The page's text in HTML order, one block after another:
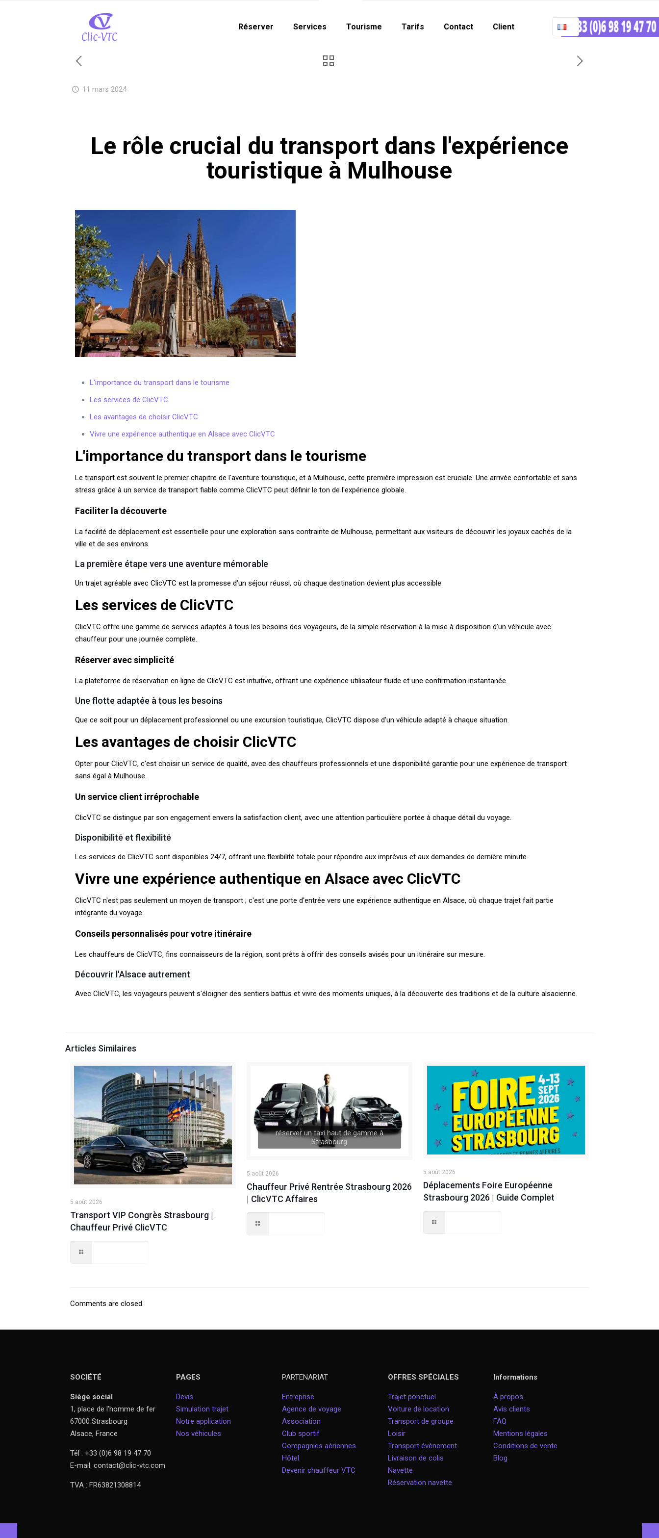
Réserver Services Tourisme Tarifs Contact Client
11 mars 2024
Le rôle crucial du transport dans l'expérience
touristique à Mulhouse
L'importance du transport dans le tourisme
Les services de ClicVTC
Les avantages de choisir ClicVTC
Vivre une expérience authentique en Alsace avec ClicVTC
L'importance du transport dans le tourisme
Le transport est souvent le premier chapitre de l'aventure touristique, et à Mulhouse, cette première impression est cruciale. Une arrivée confortable et sans
stress grâce à un service de transport fiable comme ClicVTC peut définir le ton de l'expérience globale.
Faciliter la découverte
La facilité de déplacement est essentielle pour une exploration sans contrainte de Mulhouse, permettant aux visiteurs de découvrir les joyaux cachés de la
ville et de ses environs.
La première étape vers une aventure mémorable
Un trajet agréable avec ClicVTC est la promesse d'un séjour réussi, où chaque destination devient plus accessible.
Les services de ClicVTC
ClicVTC offre une gamme de services adaptés à tous les besoins des voyageurs, de la simple réservation à la mise à disposition d'un véhicule avec
chauffeur pour une journée complète.
Réserver avec simplicité
La plateforme de réservation en ligne de ClicVTC est intuitive, offrant une expérience utilisateur fluide et une confirmation instantanée.
Une flotte adaptée à tous les besoins
Que ce soit pour un déplacement professionnel ou une excursion touristique, ClicVTC dispose d'un véhicule adapté à chaque situation.
Les avantages de choisir ClicVTC
Opter pour ClicVTC, c'est choisir un service de qualité, avec des chauffeurs professionnels et une disponibilité garantie pour une expérience de transport
sans égal à Mulhouse.
Un service client irréprochable
ClicVTC se distingue par son engagement envers la satisfaction client, avec une attention particulière portée à chaque détail du voyage.
Disponibilité et flexibilité
Les services de ClicVTC sont disponibles 24/7, offrant une flexibilité totale pour répondre aux imprévus et aux demandes de dernière minute.
Vivre une expérience authentique en Alsace avec ClicVTC
ClicVTC n'est pas seulement un moyen de transport ; c'est une porte d'entrée vers une expérience authentique en Alsace, où chaque trajet fait partie
intégrante du voyage.
Conseils personnalisés pour votre itinéraire
Les chauffeurs de ClicVTC, fins connaisseurs de la région, sont prêts à offrir des conseils avisés pour un itinéraire sur mesure.
Découvrir l'Alsace autrement
Avec ClicVTC, les voyageurs peuvent s'éloigner des sentiers battus et vivre des moments uniques, à la découverte des traditions et de la culture alsacienne.
Articles Similaires
5 août 2026
Transport VIP Congrès Strasbourg |
Chauffeur Privé ClicVTC
réserver un taxi haut de gamme à
Strasbourg
5 août 2026
Chauffeur Privé Rentrée Strasbourg 2026
| ClicVTC Affaires
5 août 2026
Déplacements Foire Européenne
Strasbourg 2026 | Guide Complet
Comments are closed.
SOCIÉTÉ
Siège social
1, place de l’homme de fer
67000 Strasbourg
Alsace, France
Tél : +33 (0)6 98 19 47 70
E-mail: contact@clic-vtc.com
TVA : FR63821308814
PAGES
Devis
Simulation trajet
Notre application
Nos véhicules
PARTENARIAT
Entreprise
Agence de voyage
Association
Club sportif
Compagnies aériennes
Hôtel
Devenir chauffeur VTC
OFFRES SPÉCIALES
Trajet ponctuel
Voiture de location
Transport de groupe
Loisir
Transport événement
Livraison de colis
Navette
Réservation navette
Informations
À propos
Avis clients
FAQ
Mentions légales
Conditions de vente
Blog